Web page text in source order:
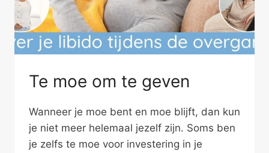
Te moe om te geven
Wanneer je moe bent en moe blijft, dan kun
je niet meer helemaal jezelf zijn. Soms ben
je zelfs te moe voor investering in je